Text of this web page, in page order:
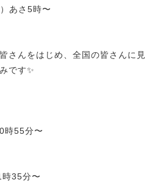
あさ5時〜
さんをはじめ、全国の皆さんに見
です✨
時55分〜
35分〜